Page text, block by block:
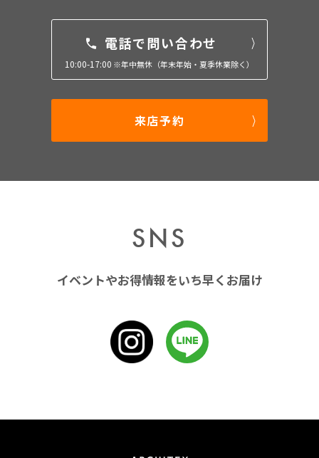
電話で問い合わせ
10:00-17:00 ※年中無休（年末年始・夏季休業除く）
来店予約
SNS
イベントやお得情報をいち早くお届け